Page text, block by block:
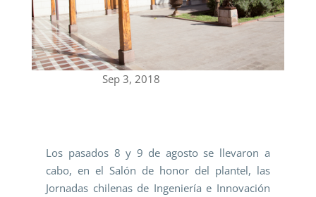
Sep 3, 2018
Los pasados 8 y 9 de agosto se llevaron a
cabo, en el Salón de honor del plantel, las
Jornadas chilenas de Ingeniería e Innovación